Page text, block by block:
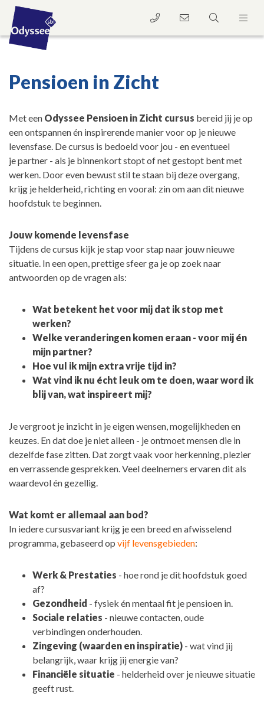
Pensioen in Zicht
Met een Odyssee Pensioen in Zicht cursus bereid jij je op
een ontspannen én inspirerende manier voor op je nieuwe
levensfase. De cursus is bedoeld voor jou - en eventueel
je partner - als je binnenkort stopt of net gestopt bent met
werken. Door even bewust stil te staan bij deze overgang,
krijg je helderheid, richting en vooral: zin om aan dit nieuwe
hoofdstuk te beginnen.
Jouw komende levensfase
Tijdens de cursus kijk je stap voor stap naar jouw nieuwe
situatie. In een open, prettige sfeer ga je op zoek naar
antwoorden op de vragen als:
Wat betekent het voor mij dat ik stop met
werken?
Welke veranderingen komen eraan - voor mij én
mijn partner?
Hoe vul ik mijn extra vrije tijd in?
Wat vind ik nu écht leuk om te doen, waar word ik
blij van, wat inspireert mij?
Je vergroot je inzicht in je eigen wensen, mogelijkheden en
keuzes. En dat doe je niet alleen - je ontmoet mensen die in
dezelfde fase zitten. Dat zorgt vaak voor herkenning, plezier
en verrassende gesprekken. Veel deelnemers ervaren dit als
waardevol én gezellig.
Wat komt er allemaal aan bod?
In iedere cursusvariant krijg je een breed en afwisselend
programma, gebaseerd op vijf levensgebieden:
Werk & Prestaties - hoe rond je dit hoofdstuk goed
af?
Gezondheid - fysiek én mentaal fit je pensioen in.
Sociale relaties - nieuwe contacten, oude
verbindingen onderhouden.
Zingeving (waarden en inspiratie) - wat vind jij
belangrijk, waar krijg jij energie van?
Financiële situatie - helderheid over je nieuwe situatie
geeft rust.